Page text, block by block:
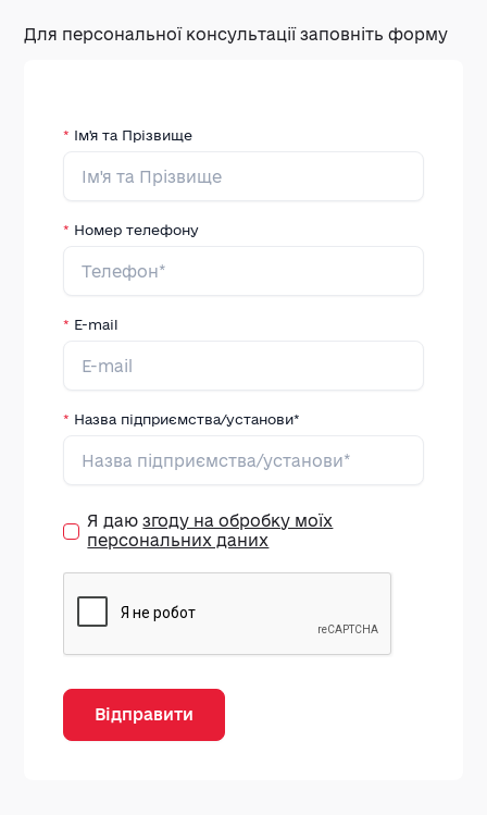
Для персональної консультації заповніть форму
* Ім'я та Прізвище
* Номер телефону
* E-mail
* Назва підприємства/установи*
Я даюзгоду на обробку моїх
персональних даних
Відправити